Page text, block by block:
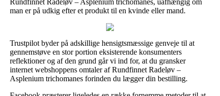
man er på udkig efter et produkt til en kvinde eller mand.
Trustpilot byder på adskillige hensigtsmæssige genveje til at
gennemstøve en stor portion eksisterende konsumenters
reflektioner og af den grund går vi ind for, at du gransker
internet webshoppens omtaler af Rundfinnet Radeløv –
Asplenium trichomanes forinden du lægger din bestilling.